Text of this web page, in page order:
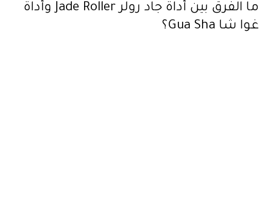
ما الفرق بين أداة جاد رولر Jade Roller وأداة
غوا شا Gua Sha؟